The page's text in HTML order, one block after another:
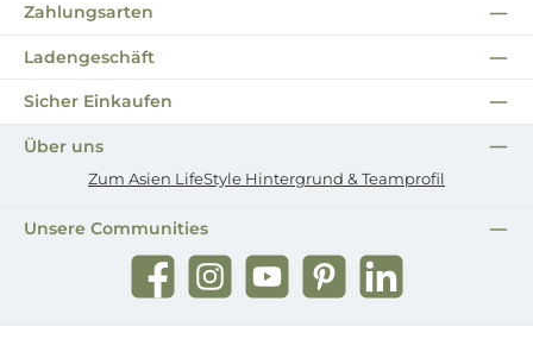
Zahlungsarten
Ladengeschäft
Sicher Einkaufen
Über uns
Zum Asien LifeStyle Hintergrund & Teamprofil
Unsere Communities
FacebookInstagramYouTube Pinterest